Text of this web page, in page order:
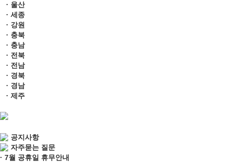
· 울산
· 세종
· 강원
· 충북
· 충남
· 전북
· 전남
· 경북
· 경남
· 제주
공지사항
자주묻는 질문
· 7월 공휴일 휴무안내